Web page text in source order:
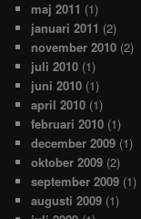
maj 2011 (1)
januari 2011 (2)
november 2010 (2)
juli 2010 (1)
juni 2010 (1)
april 2010 (1)
februari 2010 (1)
december 2009 (1)
oktober 2009 (2)
september 2009 (1)
augusti 2009 (1)